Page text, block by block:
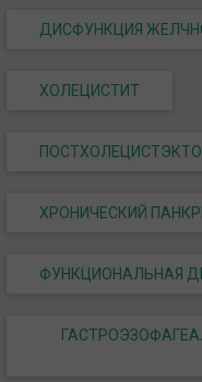
ДИСФУНКЦИЯ
ХОЛЕЦИСТИТ
ХРОНИЧЕСКИЙ
ФУНКЦИОНАЛЬНАЯ